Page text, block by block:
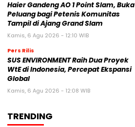
Haier Gandeng AO 1 Point Slam, Buka
Peluang bagi Petenis Komunitas
Tampil di Ajang Grand Slam
Kamis, 6 Agu 2026 - 12:10 WIB
Pers Rilis
SUS ENVIRONMENT Raih Dua Proyek
WtE di Indonesia, Percepat Ekspansi
Global
Kamis, 6 Agu 2026 - 12:08 WIB
TRENDING